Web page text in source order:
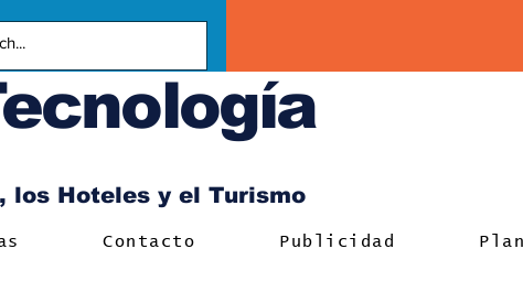
los Hoteles y el Turismo
Contacto Publicidad